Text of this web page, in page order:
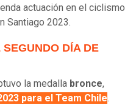
actuación en el ciclismo
Santiago 2023.
DÍA DE
la medalla bronce,
para el Team Chile.